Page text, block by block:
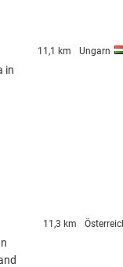
11,1 km Ungarn
in
11,3 km